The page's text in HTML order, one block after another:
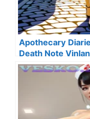
Apothecary
Death Note
Kemonomimi